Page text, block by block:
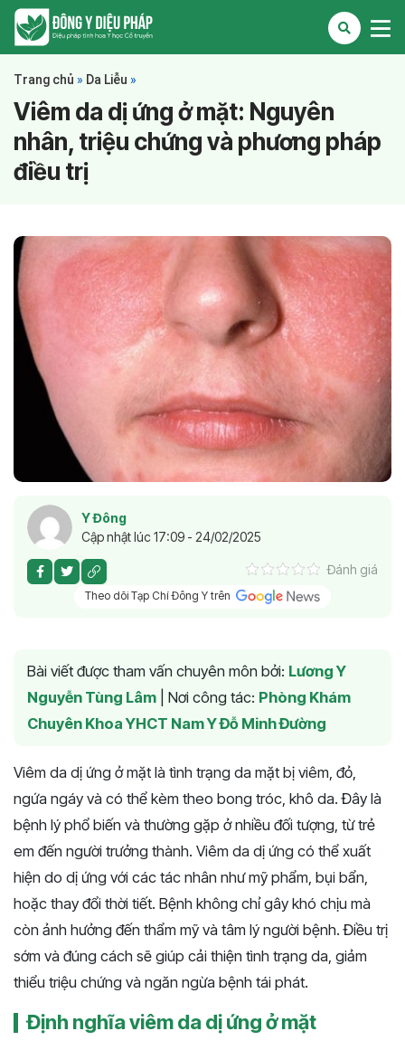
Trang chủ » Da Liễu »
Viêm da dị ứng ở mặt: Nguyên
nhân, triệu chứng và phương pháp
điều trị
Y Đông
Cập nhật lúc 17:09 - 24/02/2025
Đánh giá
Theo dõi Tạp Chí Đông Y trên
Bài viết được tham vấn chuyên môn bởi: Lương Y
Nguyễn Tùng Lâm
Nơi công tác: Phòng Khám
Chuyên Khoa YHCT Nam Y Đỗ Minh Đường
Viêm da dị ứng ở mặt là tình trạng da mặt bị viêm, đỏ,
ngứa ngáy và có thể kèm theo bong tróc, khô da. Đây là
bệnh lý phổ biến và thường gặp ở nhiều đối tượng, từ trẻ
em đến người trưởng thành. Viêm da dị ứng có thể xuất
hiện do dị ứng với các tác nhân như mỹ phẩm, bụi bẩn,
hoặc thay đổi thời tiết. Bệnh không chỉ gây khó chịu mà
còn ảnh hưởng đến thẩm mỹ và tâm lý người bệnh. Điều trị
sớm và đúng cách sẽ giúp cải thiện tình trạng da, giảm
thiểu triệu chứng và ngăn ngừa bệnh tái phát.
Định nghĩa viêm da dị ứng ở mặt